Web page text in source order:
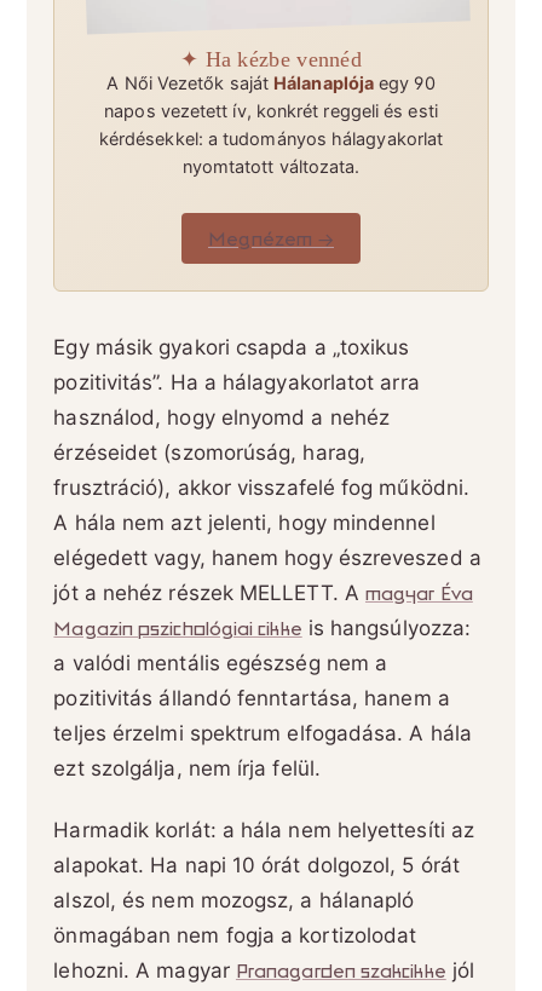
✦ Ha kézbe vennéd
A Női Vezetők saját Hálanaplója egy 90
napos vezetett ív, konkrét reggeli és esti
kérdésekkel: a tudományos hálagyakorlat
nyomtatott változata.
Megnézem →
Egy másik gyakori csapda a „toxikus
pozitivitás”. Ha a hálagyakorlatot arra
használod, hogy elnyomd a nehéz
érzéseidet (szomorúság, harag,
frusztráció), akkor visszafelé fog működni.
A hála nem azt jelenti, hogy mindennel
elégedett vagy, hanem hogy észreveszed a
jót a nehéz részek MELLETT. A magyar Éva
Magazin pszichológiai cikke is hangsúlyozza:
a valódi mentális egészség nem a
pozitivitás állandó fenntartása, hanem a
teljes érzelmi spektrum elfogadása. A hála
ezt szolgálja, nem írja felül.
Harmadik korlát: a hála nem helyettesíti az
alapokat. Ha napi 10 órát dolgozol, 5 órát
alszol, és nem mozogsz, a hálanapló
önmagában nem fogja a kortizolodat
lehozni. A magyar Pranagarden szakcikke jól